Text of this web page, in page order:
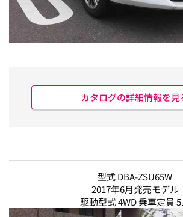
カタログの詳細情報を見
型式 DBA-ZSU65W
2017年6月発売モデル
駆動型式 4WD 乗車定員 5